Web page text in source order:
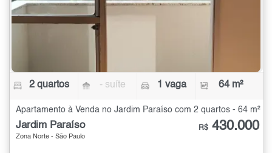
2 quartos - suíte 1 vaga 64 m²
Apartamento à Venda no Jardim Paraíso com 2 quartos - 64 m²
Jardim Paraíso
Zona Norte - São Paulo
R$ 430.000